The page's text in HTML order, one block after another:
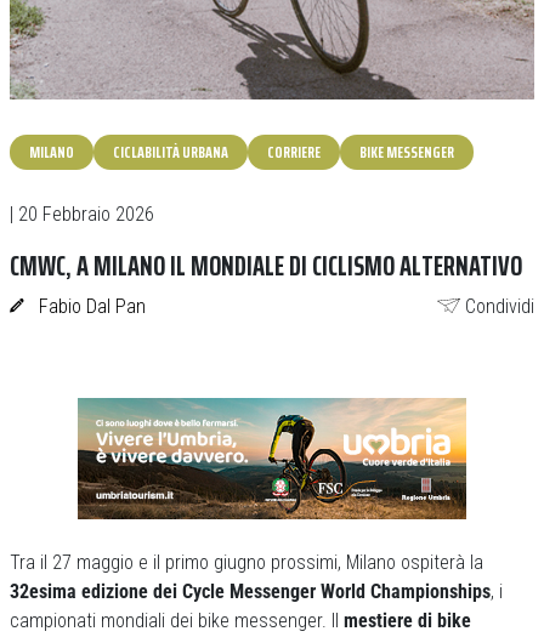
MILANO CICLABILITÀ URBANA CORRIERE BIKE MESSENGER
| 20 Febbraio 2026
CMWC, A MILANO IL MONDIALE DI CICLISMO ALTERNATIVO
Fabio Dal Pan Condividi
Tra il 27 maggio e il primo giugno prossimi, Milano ospiterà la
32esima edizione dei Cycle Messenger World Championships, i
campionati mondiali dei bike messenger. Il mestiere di bike